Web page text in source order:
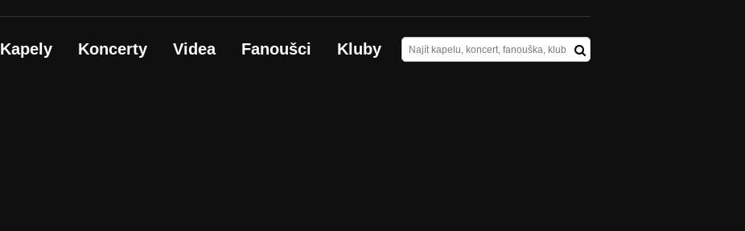
Kapely Koncerty Videa Fanoušci Kluby